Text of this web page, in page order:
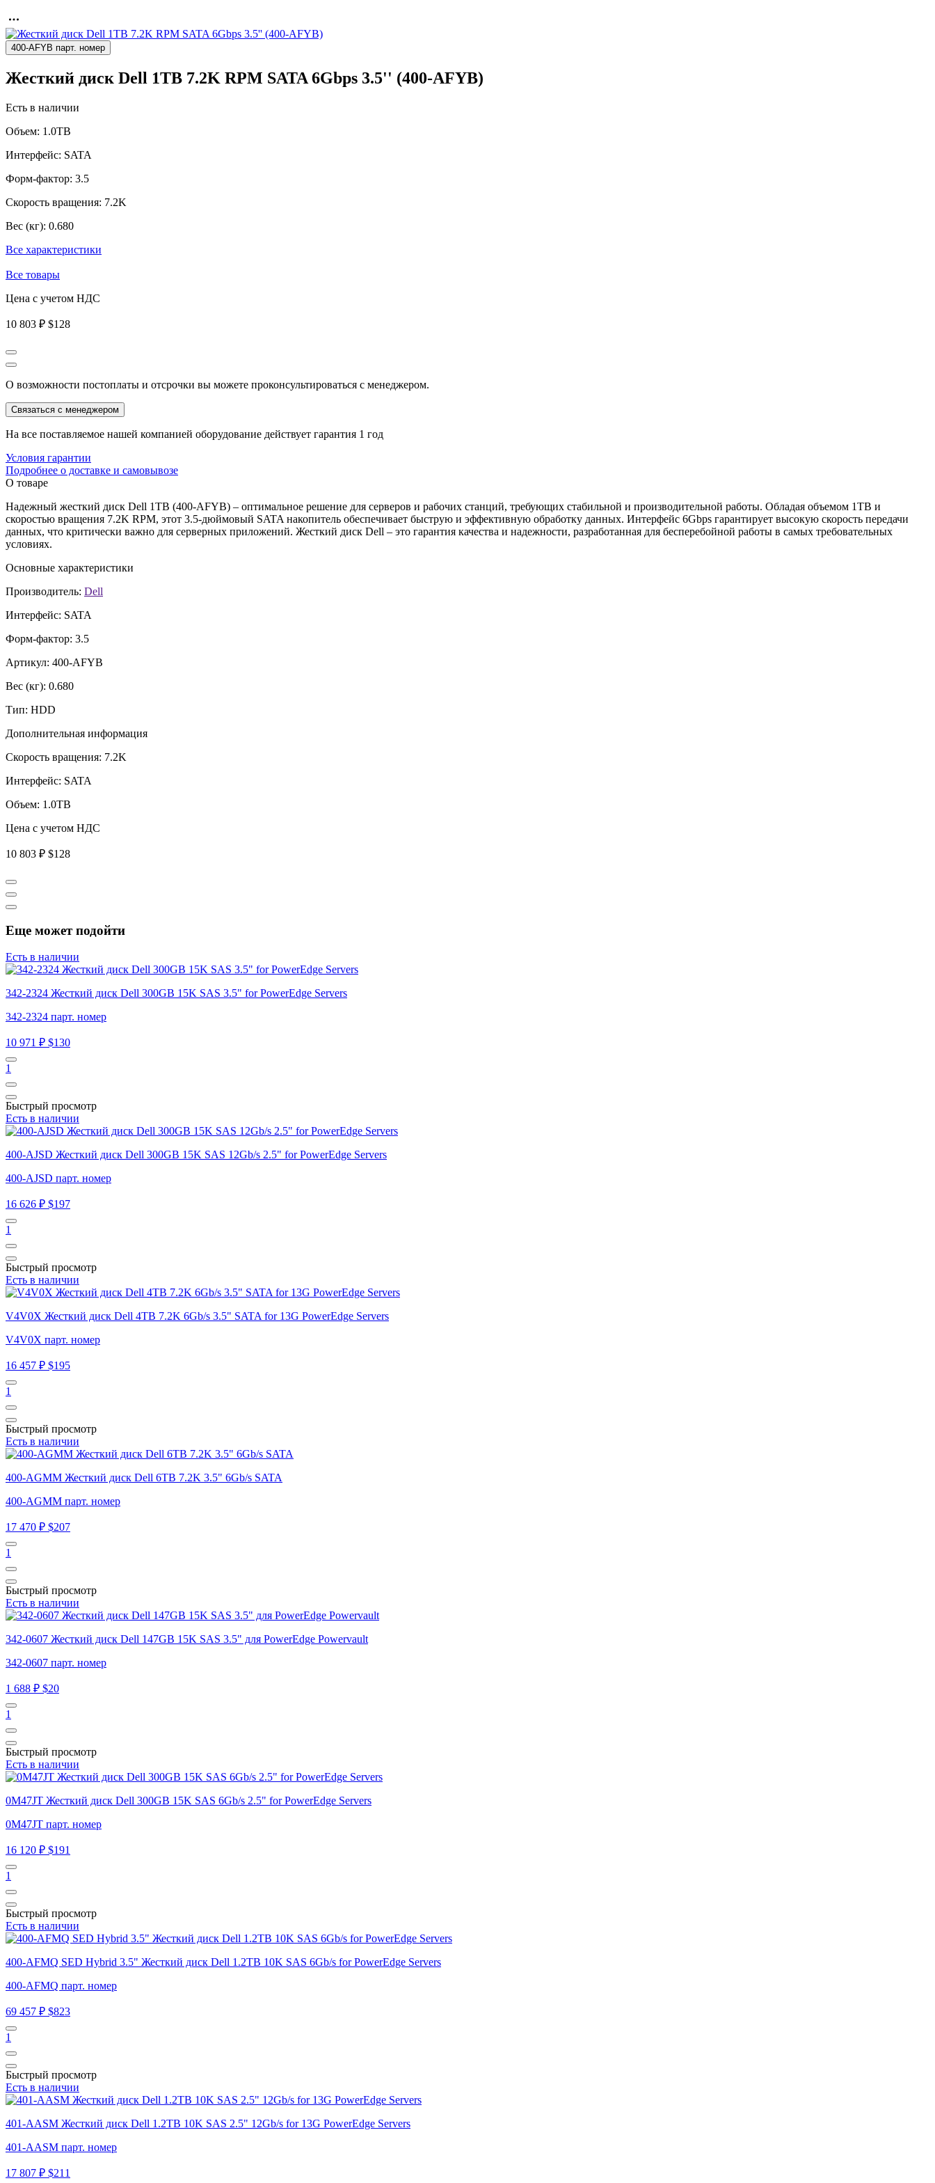
400-AFYB парт. номер
Жесткий диск Dell 1TB 7.2K RPM SATA 6Gbps 3.5'' (400-AFYB)
Есть в наличии
Объем: 1.0TB
Интерфейс: SATA
Форм-фактор: 3.5
Скорость вращения: 7.2K
Вес (кг): 0.680
Все характеристики
Все товары
Цена с учетом НДС
10 803 ₽ $128
О возможности постоплаты и отсрочки вы можете проконсультироваться с менеджером.
Связаться с менеджером
На все поставляемое нашей компанией оборудование действует гарантия 1 год
Условия гарантии
Подробнее о доставке и самовывозе
О товаре
Надежный жесткий диск Dell 1TB (400-AFYB) – оптимальное решение для серверов и рабочих станций, требующих стабильной и производительной работы. Обладая объемом 1TB и
скоростью вращения 7.2K RPM, этот 3.5-дюймовый SATA накопитель обеспечивает быструю и эффективную обработку данных. Интерфейс 6Gbps гарантирует высокую скорость передачи
данных, что критически важно для серверных приложений. Жесткий диск Dell – это гарантия качества и надежности, разработанная для бесперебойной работы в самых требовательных
условиях.
Основные характеристики
Производитель: Dell
Интерфейс: SATA
Форм-фактор: 3.5
Артикул: 400-AFYB
Вес (кг): 0.680
Тип: HDD
Дополнительная информация
Скорость вращения: 7.2K
Интерфейс: SATA
Объем: 1.0TB
Цена с учетом НДС
10 803 ₽ $128
Еще может подойти
Есть в наличии
342-2324 Жесткий диск Dell 300GB 15K SAS 3.5" for PowerEdge Servers
342-2324 парт. номер
10 971 ₽ $130
1
Быстрый просмотр
Есть в наличии
400-AJSD Жесткий диск Dell 300GB 15K SAS 12Gb/s 2.5" for PowerEdge Servers
400-AJSD парт. номер
16 626 ₽ $197
1
Быстрый просмотр
Есть в наличии
V4V0X Жесткий диск Dell 4TB 7.2K 6Gb/s 3.5" SATA for 13G PowerEdge Servers
V4V0X парт. номер
16 457 ₽ $195
1
Быстрый просмотр
Есть в наличии
400-AGMM Жесткий диск Dell 6TB 7.2K 3.5" 6Gb/s SATA
400-AGMM парт. номер
17 470 ₽ $207
1
Быстрый просмотр
Есть в наличии
342-0607 Жесткий диск Dell 147GB 15K SAS 3.5" для PowerEdge Powervault
342-0607 парт. номер
1 688 ₽ $20
1
Быстрый просмотр
Есть в наличии
0M47JT Жесткий диск Dell 300GB 15K SAS 6Gb/s 2.5" for PowerEdge Servers
0M47JT парт. номер
16 120 ₽ $191
1
Быстрый просмотр
Есть в наличии
400-AFMQ SED Hybrid 3.5" Жесткий диск Dell 1.2TB 10K SAS 6Gb/s for PowerEdge Servers
400-AFMQ парт. номер
69 457 ₽ $823
1
Быстрый просмотр
Есть в наличии
401-AASM Жесткий диск Dell 1.2TB 10K SAS 2.5" 12Gb/s for 13G PowerEdge Servers
401-AASM парт. номер
17 807 ₽ $211